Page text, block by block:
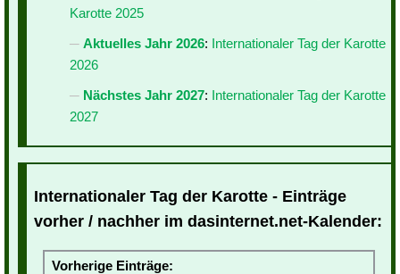
Karotte 2025
Aktuelles Jahr 2026: Internationaler Tag der Karotte
2026
Nächstes Jahr 2027: Internationaler Tag der Karotte
2027
Internationaler Tag der Karotte - Einträge
vorher / nachher im dasinternet.net-Kalender:
Vorherige Einträge: